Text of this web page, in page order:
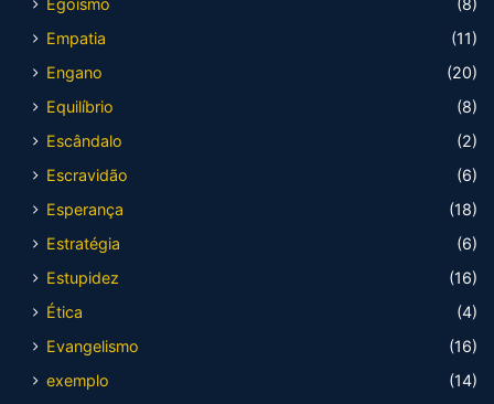
Egoísmo
(8)
Empatia
(11)
Engano
(20)
Equilíbrio
(8)
Escândalo
(2)
Escravidão
(6)
Esperança
(18)
Estratégia
(6)
Estupidez
(16)
Ética
(4)
Evangelismo
(16)
exemplo
(14)